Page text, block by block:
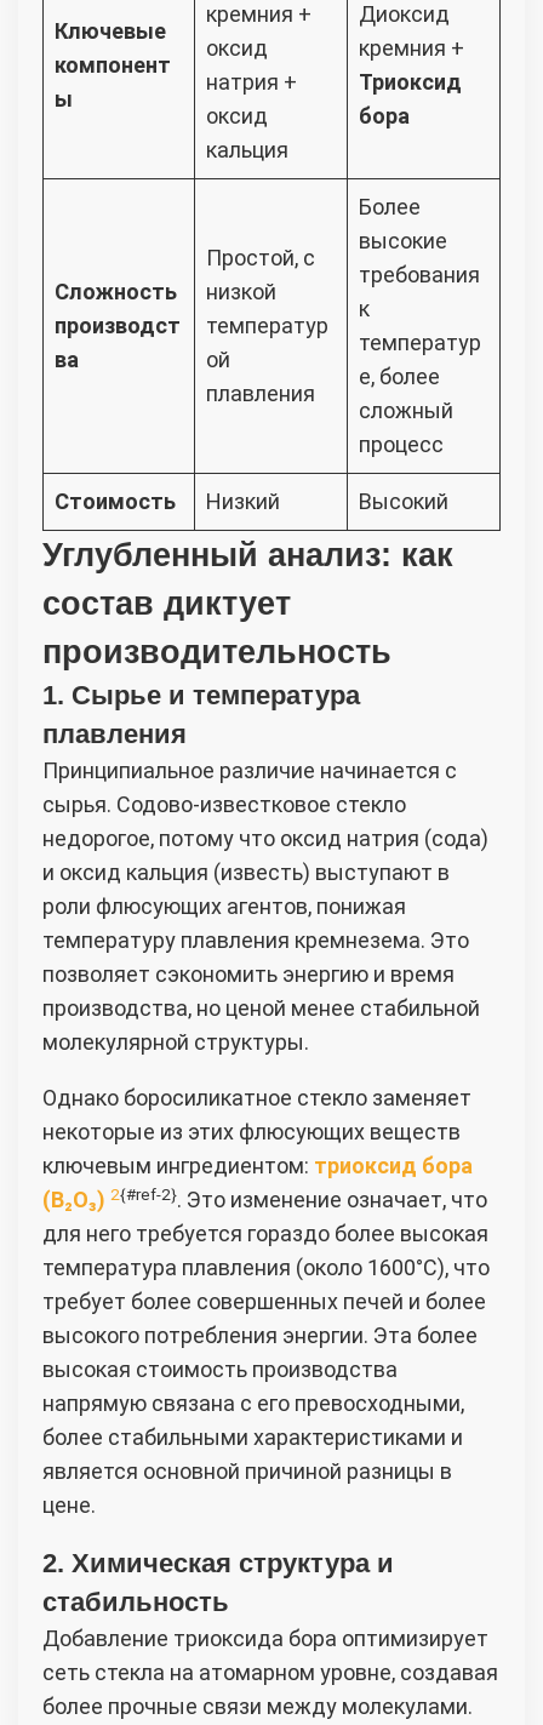
Ключевые
компонент
ы
кремния +
оксид
натрия +
оксид
кальция
Диоксид
кремния +
Триоксид
бора
Сложность
производст
ва
Простой, с
низкой
температур
ой
плавления
Более
высокие
требования
к
температур
е, более
сложный
процесс
Стоимость Низкий Высокий
Углубленный анализ: как
состав диктует
производительность
1. Сырье и температура
плавления
Принципиальное различие начинается с
сырья. Содово-известковое стекло
недорогое, потому что оксид натрия (сода)
и оксид кальция (известь) выступают в
роли флюсующих агентов, понижая
температуру плавления кремнезема. Это
позволяет сэкономить энергию и время
производства, но ценой менее стабильной
молекулярной структуры.
Однако боросиликатное стекло заменяет
некоторые из этих флюсующих веществ
ключевым ингредиентом: триоксид бора
(B₂O₃) 2{#ref-2}. Это изменение означает, что
для него требуется гораздо более высокая
температура плавления (около 1600°C), что
требует более совершенных печей и более
высокого потребления энергии. Эта более
высокая стоимость производства
напрямую связана с его превосходными,
более стабильными характеристиками и
является основной причиной разницы в
цене.
2. Химическая структура и
стабильность
Добавление триоксида бора оптимизирует
сеть стекла на атомарном уровне, создавая
более прочные связи между молекулами.